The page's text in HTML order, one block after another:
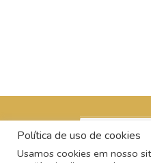
Política de uso de cookies
Usamos cookies em nosso